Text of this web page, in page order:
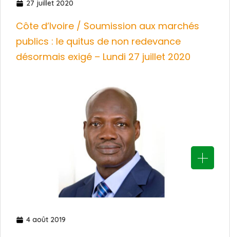
27 juillet 2020
Côte d’Ivoire / Soumission aux marchés
publics : le quitus de non redevance
désormais exigé – Lundi 27 juillet 2020
4 août 2019